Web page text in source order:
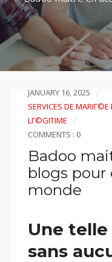
JANUARY 16, 2025
SERVICES DE MARIГ©E
LГ©GITIME
COMMENTS : 0
Badoo
blogs pour
monde
Une
sans